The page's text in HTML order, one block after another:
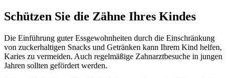
Schützen Sie die Zähne Ihres Kindes
Die Einführung guter Essgewohnheiten durch die Einschränkung
von zuckerhaltigen Snacks und Getränken kann Ihrem Kind helfen,
Karies zu vermeiden. Auch regelmäßige Zahnarztbesuche in jungen
Jahren sollten gefördert werden.